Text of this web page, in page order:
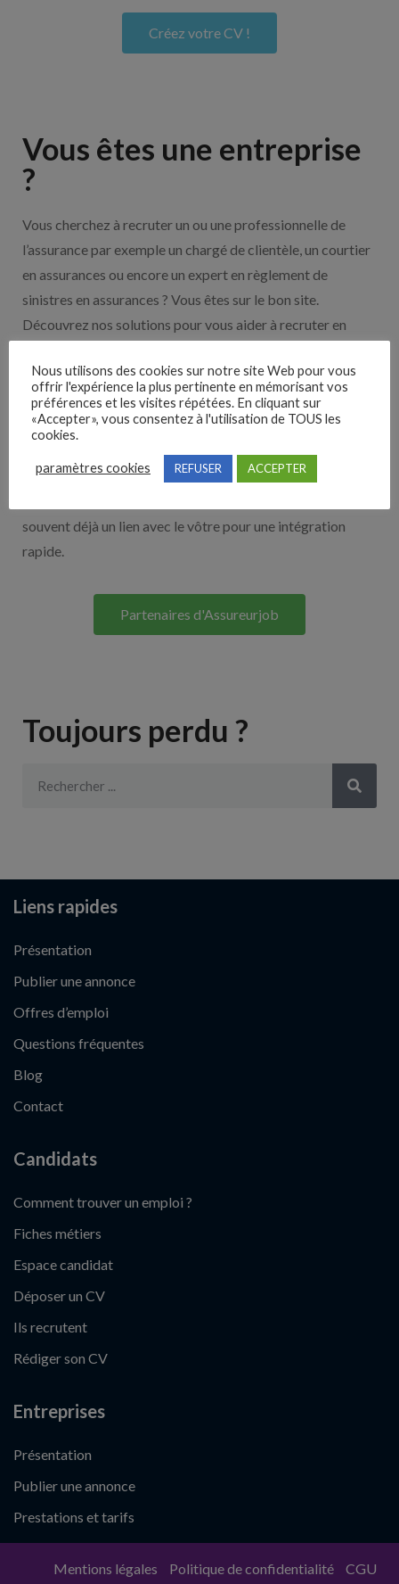
Créez votre CV !
Vous êtes une entreprise
?
Vous cherchez à recruter un ou une professionnelle de
l’assurance par exemple un chargé de clientèle, un courtier
en assurances ou encore un expert en règlement de
sinistres en assurances ? Vous êtes sur le bon site.
Découvrez nos solutions pour vous aider à recruter en
Nos solutions entreprises
Découvrez nos partenaires ! Moteurs de recherches,
multidiffuseurs, sites payant… nombreux sont nos
souvent déjà un lien avec le vôtre pour une intégration
rapide.
Partenaires d'Assureurjob
Toujours perdu ?
Liens rapides
Présentation
Publier une annonce
Offres d’emploi
Questions fréquentes
Blog
Contact
Candidats
Comment trouver un emploi ?
Fiches métiers
Espace candidat
Déposer un CV
Ils recrutent
Rédiger son CV
Entreprises
Présentation
Publier une annonce
Prestations et tarifs
Mentions légales Politique de confidentialité CGU
Nous utilisons des cookies sur notre site Web pour vous
offrir l'expérience la plus pertinente en mémorisant vos
préférences et les visites répétées. En cliquant sur
«Accepter», vous consentez à l'utilisation de TOUS les
cookies.
paramètres cookies REFUSER ACCEPTER